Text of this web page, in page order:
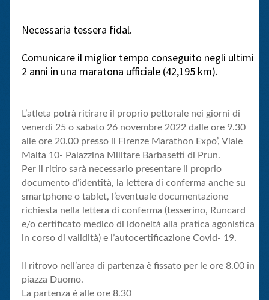
Necessaria tessera fidal.
Comunicare il miglior tempo conseguito negli ultimi
2 anni in una maratona ufficiale (42,195 km).
L’atleta potrà ritirare il proprio pettorale nei giorni di
venerdì 25 o sabato 26 novembre 2022 dalle ore 9.30
alle ore 20.00 presso il Firenze Marathon Expo’, Viale
Malta 10- Palazzina Militare Barbasetti di Prun.
Per il ritiro sarà necessario presentare il proprio
documento d’identità, la lettera di conferma anche su
smartphone o tablet, l’eventuale documentazione
richiesta nella lettera di conferma (tesserino, Runcard
e/o certificato medico di idoneità alla pratica agonistica
in corso di validità) e l’autocertificazione Covid- 19.
Il ritrovo nell’area di partenza è fissato per le ore 8.00 in
piazza Duomo.
La partenza è alle ore 8.30